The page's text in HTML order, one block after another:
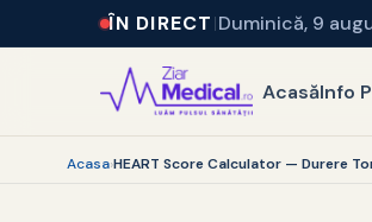
ÎN DIRECT Duminică, 9
AcasăInfo
Acasa›HEART Score Calculator — Durere